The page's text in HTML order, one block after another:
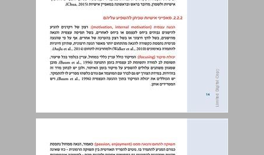
2.2. מאפייני אישיות ... 14